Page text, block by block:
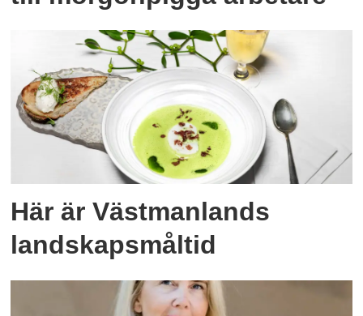
Här är Västmanlands
landskapsmåltid